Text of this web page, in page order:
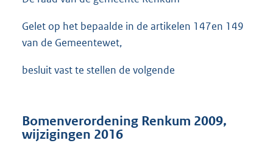
Gelet op het bepaalde in de artikelen 147en 149
van de Gemeentewet,
besluit vast te stellen de volgende
Bomenverordening Renkum 2009,
wijzigingen 2016